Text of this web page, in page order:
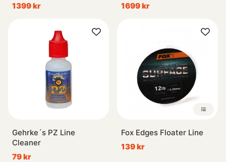
1399 kr
1699 kr
Gehrke´s PZ Line
Cleaner
79 kr
Fox Edges Floater Line
139 kr